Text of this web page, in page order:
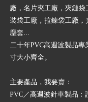
廠，名片夾工廠，夾鏈
裝袋工廠，拉鍊袋工廠
塵套...
二十年PVC高週波製品
寸大小齊全。
​主要產品，我要賣：
PVC／高週波針車製品